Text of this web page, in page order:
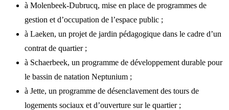
à Molenbeek-Dubrucq, mise en place de programmes de
gestion et d’occupation de l’espace public ;
à Laeken, un projet de jardin pédagogique dans le cadre d’un
contrat de quartier ;
à Schaerbeek, un programme de développement durable pour
le bassin de natation Neptunium ;
à Jette, un programme de désenclavement des tours de
logements sociaux et d’ouverture sur le quartier ;